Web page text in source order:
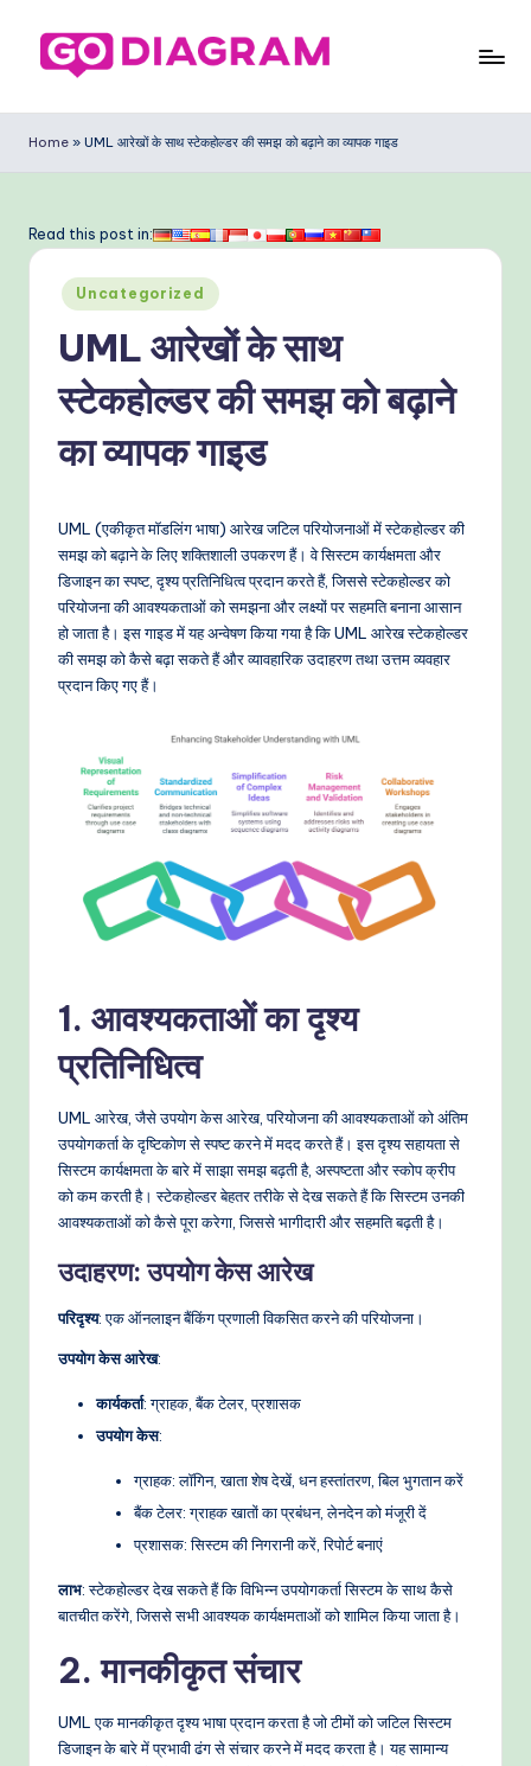
o
ia
g
ra
m
di
a
P
o
w
&
M
o
d
e
M
o
Home » UML आरेखों के साथ स्टेकहोल्डर की समझ को बढ़ाने का व्यापक गाइड
Read this post in:
Posted
in
Uncategorized
UML आरेखों के साथ
स्टेकहोल्डर की समझ को बढ़ाने
का व्यापक गाइड
UML (एकीकृत मॉडलिंग भाषा) आरेख जटिल परियोजनाओं में स्टेकहोल्डर की
समझ को बढ़ाने के लिए शक्तिशाली उपकरण हैं। वे सिस्टम कार्यक्षमता और
डिजाइन का स्पष्ट, दृश्य प्रतिनिधित्व प्रदान करते हैं, जिससे स्टेकहोल्डर को
परियोजना की आवश्यकताओं को समझना और लक्ष्यों पर सहमति बनाना आसान
हो जाता है। इस गाइड में यह अन्वेषण किया गया है कि UML आरेख स्टेकहोल्डर
की समझ को कैसे बढ़ा सकते हैं और व्यावहारिक उदाहरण तथा उत्तम व्यवहार
प्रदान किए गए हैं।
1. आवश्यकताओं का दृश्य
प्रतिनिधित्व
UML आरेख, जैसे उपयोग केस आरेख, परियोजना की आवश्यकताओं को अंतिम
उपयोगकर्ता के दृष्टिकोण से स्पष्ट करने में मदद करते हैं। इस दृश्य सहायता से
सिस्टम कार्यक्षमता के बारे में साझा समझ बढ़ती है, अस्पष्टता और स्कोप क्रीप
को कम करती है। स्टेकहोल्डर बेहतर तरीके से देख सकते हैं कि सिस्टम उनकी
आवश्यकताओं को कैसे पूरा करेगा, जिससे भागीदारी और सहमति बढ़ती है।
उदाहरण: उपयोग केस आरेख
परिदृश्य: एक ऑनलाइन बैंकिंग प्रणाली विकसित करने की परियोजना।
उपयोग केस आरेख:
कार्यकर्ता: ग्राहक, बैंक टेलर, प्रशासक
उपयोग केस:
ग्राहक: लॉगिन, खाता शेष देखें, धन हस्तांतरण, बिल भुगतान करें
बैंक टेलर: ग्राहक खातों का प्रबंधन, लेनदेन को मंजूरी दें
प्रशासक: सिस्टम की निगरानी करें, रिपोर्ट बनाएं
लाभ: स्टेकहोल्डर देख सकते हैं कि विभिन्न उपयोगकर्ता सिस्टम के साथ कैसे
बातचीत करेंगे, जिससे सभी आवश्यक कार्यक्षमताओं को शामिल किया जाता है।
2. मानकीकृत संचार
UML एक मानकीकृत दृश्य भाषा प्रदान करता है जो टीमों को जटिल सिस्टम
डिजाइन के बारे में प्रभावी ढंग से संचार करने में मदद करता है। यह सामान्य